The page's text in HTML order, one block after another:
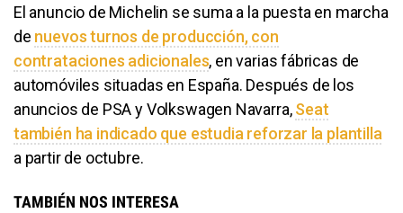
El anuncio de Michelin se suma a la puesta en marcha
de nuevos turnos de producción, con
contrataciones adicionales, en varias fábricas de
automóviles situadas en España. Después de los
anuncios de PSA y Volkswagen Navarra,Seat
también ha indicado que estudia reforzar la plantilla
a partir de octubre.
TAMBIÉN NOS INTERESA